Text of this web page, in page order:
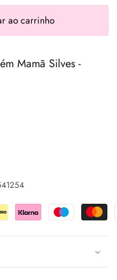
ao carrinho
Mamã Silves -